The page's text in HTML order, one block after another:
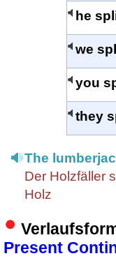
he
we
you
they
The
Der Holzfäller
Holz
Present